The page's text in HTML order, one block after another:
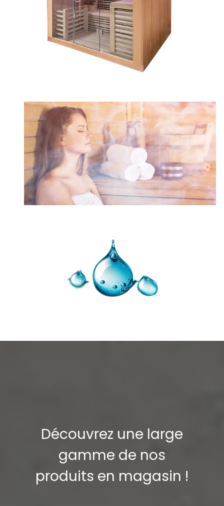
Découvrez une large
gamme de nos
produits en magasin !